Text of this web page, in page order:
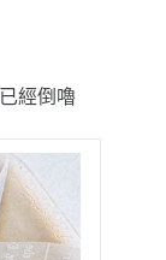
經倒嚕